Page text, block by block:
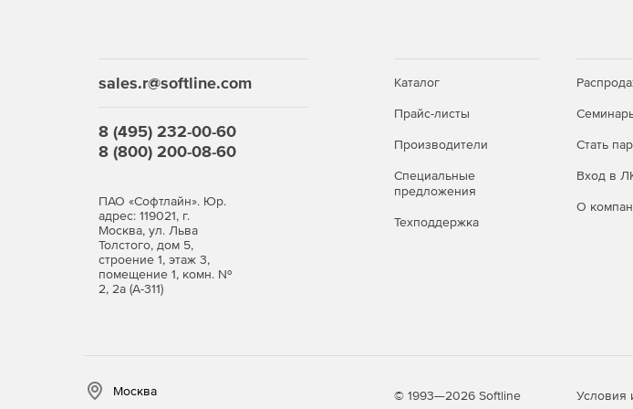
sales.r@softline.com
8 (495) 232-00-60
8 (800) 200-08-60
ПАО «Софтлайн». Юр.
адрес: 119021, г.
Москва, ул. Льва
Толстого, дом 5,
строение 1, этаж 3,
помещение 1, комн. №
2, 2а (А-311)
Каталог
Прайс-листы
Производители
Специальные
предложения
Техподдержка
Стать
Вход в
О
Москва © 1993—2026 Softline Условия